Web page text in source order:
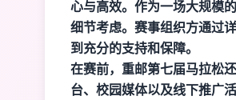
心与高效。作为一场大规模
细节考虑。赛事组织方通过
到充分的支持和保障。
在赛前，重邮第七届马拉松
台、校园媒体以及线下推广